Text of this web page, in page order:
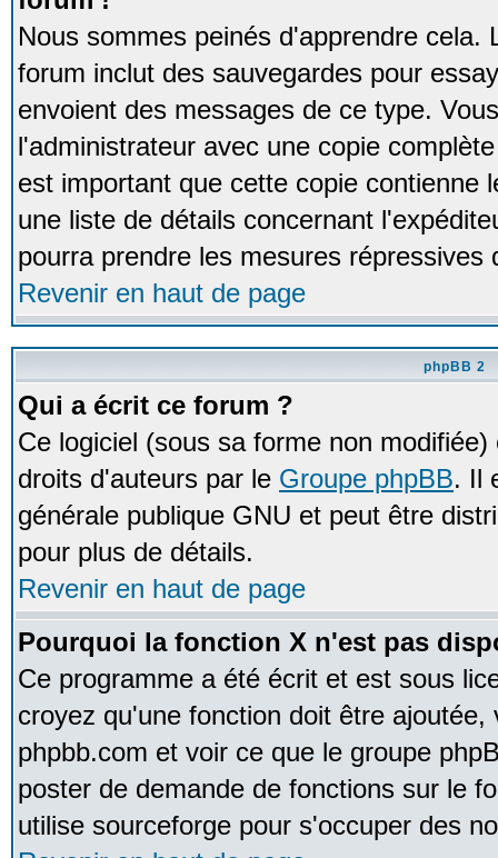
Nous sommes peinés d'apprendre cela.
forum inclut des sauvegardes pour
envoient des messages de ce type.
l'administrateur avec une copie
est important que cette copie contienne
une liste de détails concernant
pourra prendre les mesures répressives
Revenir en haut de page
phpBB 2
Qui a écrit ce forum ?
Ce logiciel (sous sa forme non
droits d'auteurs par le Groupe phpBB. Il
générale publique GNU et peut être
pour plus de détails.
Revenir en haut de page
Pourquoi la fonction X n'est pas
Ce programme a été écrit et est sous
croyez qu'une fonction doit être
phpbb.com et voir ce que le groupe
poster de demande de fonctions sur le
utilise sourceforge pour s'occuper des